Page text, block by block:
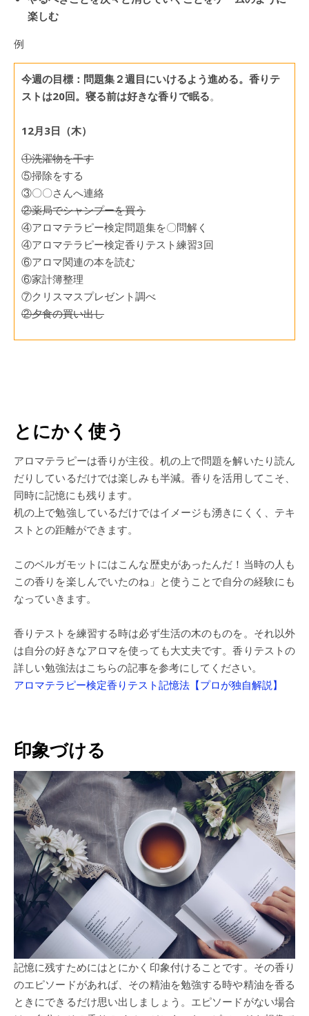
楽しむ
例
今週の目標：問題集２週目にいけるよう進める。香りテ
ストは20回。寝る前は好きな香りで眠る。
12月3日（木）
①洗濯物を干す
⑤掃除をする
③〇〇さんへ連絡
②薬局でシャンプーを買う
④アロマテラピー検定問題集を〇問解く
④アロマテラピー検定香りテスト練習3回
⑥アロマ関連の本を読む
⑥家計簿整理
⑦クリスマスプレゼント調べ
②夕食の買い出し
とにかく使う
アロマテラピーは香りが主役。机の上で問題を解いたり読ん
だりしているだけでは楽しみも半減。香りを活用してこそ、
同時に記憶にも残ります。
机の上で勉強しているだけではイメージも湧きにくく、テキ
ストとの距離ができます。
このベルガモットにはこんな歴史があったんだ！当時の人も
この香りを楽しんでいたのね」と使うことで自分の経験にも
なっていきます。
香りテストを練習する時は必ず生活の木のものを。それ以外
は自分の好きなアロマを使っても大丈夫です。香りテストの
詳しい勉強法はこちらの記事を参考にしてください。
アロマテラピー検定香りテスト記憶法【プロが独自解説】
印象づける
記憶に残すためにはとにかく印象付けることです。その香り
のエピソードがあれば、その精油を勉強する時や精油を香る
ときにできるだけ思い出しましょう。エピソードがない場合